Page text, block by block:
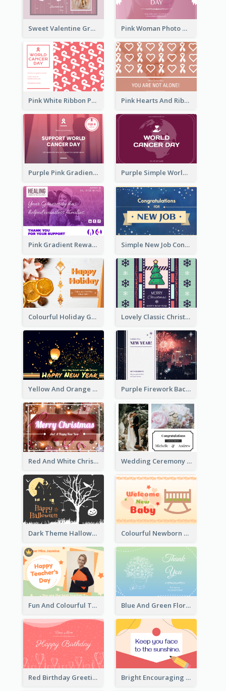
Sweet Valentine Greeting Card Design Ideas Pink Woman Photo World Cancer Day Greeting Card
Pink White Ribbon Patterns World Cancer Day Greeting Card Pink Hearts And Ribbon Patterns World Cancer Day Greeting Card
Purple Pink Gradient World Cancer Day Greeting Card Purple Simple World Cancer Day Greeting Card
Pink Gradient Reward For Donation Card Design Simple New Job Congratulations Card In Yellow And Blue
Colourful Holiday Greeting Card In Orange Theme Lovely Classic Christmas Greeting Card Design
Yellow And Orange New Year Card With Sky Lantern Purple Firework Background New Year Greeting Card
Red And White Christmas Card With Decorations Wedding Ceremony Greeting Card With Photos
Dark Theme Halloween Greeting Card Colourful Newborn Baby Greeting Card
Fun And Colourful Teacher's Day Greeting Card Blue And Green Floral Thank You Card
Red Birthday Greeting Card Bright Encouraging Greeting Card